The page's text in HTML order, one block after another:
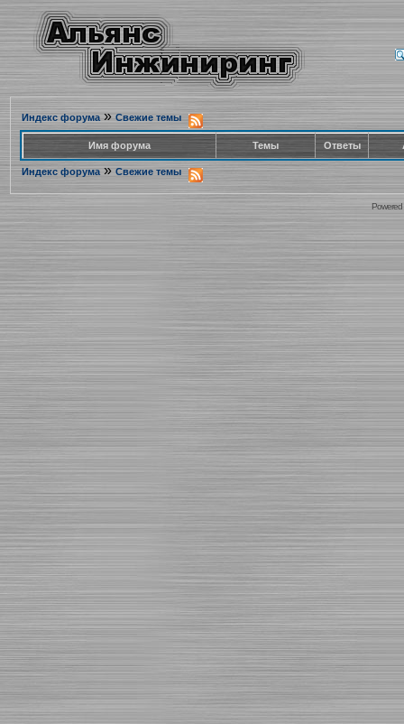
Индекс форума» Свежие темы
Имя форума Темы Ответы
Индекс форума » Свежие темы